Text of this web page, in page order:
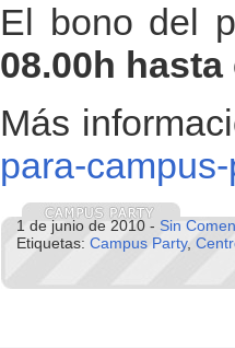
El bono del
08.00h
Más
para-
1 de junio de 2010 - Sin
Etiquetas: Campus Party,